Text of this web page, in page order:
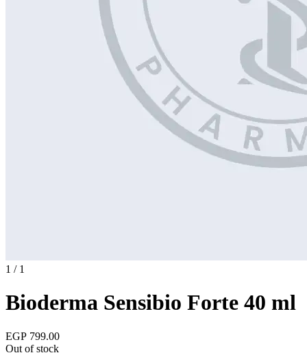
1 / 1
Bioderma Sensibio Forte 40 ml
EGP 799.00
Out of stock